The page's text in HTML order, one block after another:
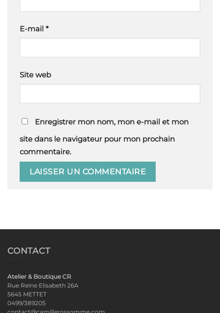
E-mail *
Site web
Enregistrer mon nom, mon e-mail et mon
site dans le navigateur pour mon prochain
commentaire.
CONTACT
Atelier & Boutique CR
Rue Reine Elisabeth 26A
5645 METTET
0499/389205